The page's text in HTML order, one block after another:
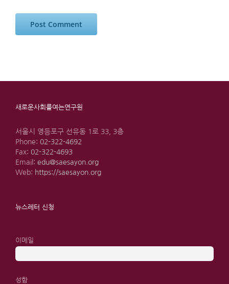
새로운사회를여는연구원
서울시 영등포구 선유동 1로 33, 3층
Phone: 02-322-4692
Fax: 02-322-4693
Email: edu@saesayon.org
Web: https://saesayon.org
뉴스레터 신청
이메일
성함